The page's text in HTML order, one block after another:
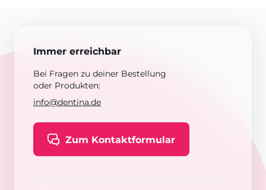
Immer erreichbar
Bei Fragen zu deiner Bestellung
oder Produkten:
info@dentina.de
Zum Kontaktformular